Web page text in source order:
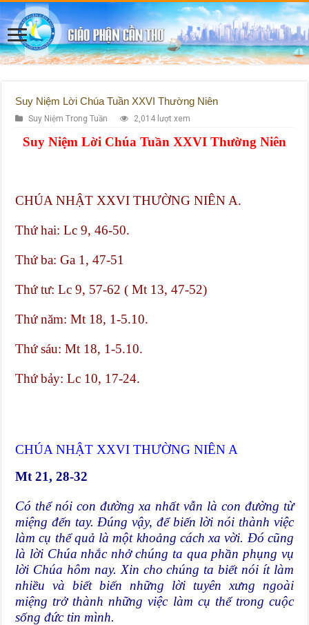
Suy Niệm Lời Chúa Tuần XXVI Thường Niên
Suy Niệm Trong Tuần 2,014 lượt xem
Suy Niệm Lời Chúa Tuần XXVI Thường Niên
CHÚA NHẬT XXVI THƯỜNG NIÊN A.
Thứ hai: Lc 9, 46-50.
Thứ ba: Ga 1, 47-51
Thứ tư: Lc 9, 57-62 ( Mt 13, 47-52)
Thứ năm: Mt 18, 1-5.10.
Thứ sáu: Mt 18, 1-5.10.
Thứ bảy: Lc 10, 17-24.
CHÚA NHẬT XXVI THƯỜNG NIÊN A
Mt 21, 28-32
Có thể nói con đường xa nhất vẫn là con đường từ
miệng đến tay. Đúng vậy, để biến lời nói thành việc
làm cụ thể quả là một khoảng cách xa vời. Đó cũng
là lời Chúa nhắc nhở chúng ta qua phần phụng vụ
lời Chúa hôm nay. Xin cho chúng ta biết nói ít làm
nhiều và biết biến những lời tuyên xưng ngoài
miệng trở thành những việc làm cụ thể trong cuộc
sống đức tin mình.